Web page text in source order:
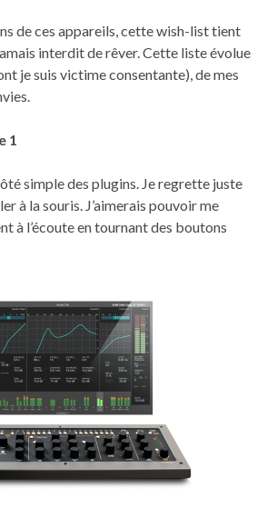
de ces appareils, cette wish-list tient
interdit de rêver. Cette liste évolue
je suis victime consentante), de mes
1
simple des plugins. Je regrette juste
à la souris. J’aimerais pouvoir me
à l’écoute en tournant des boutons